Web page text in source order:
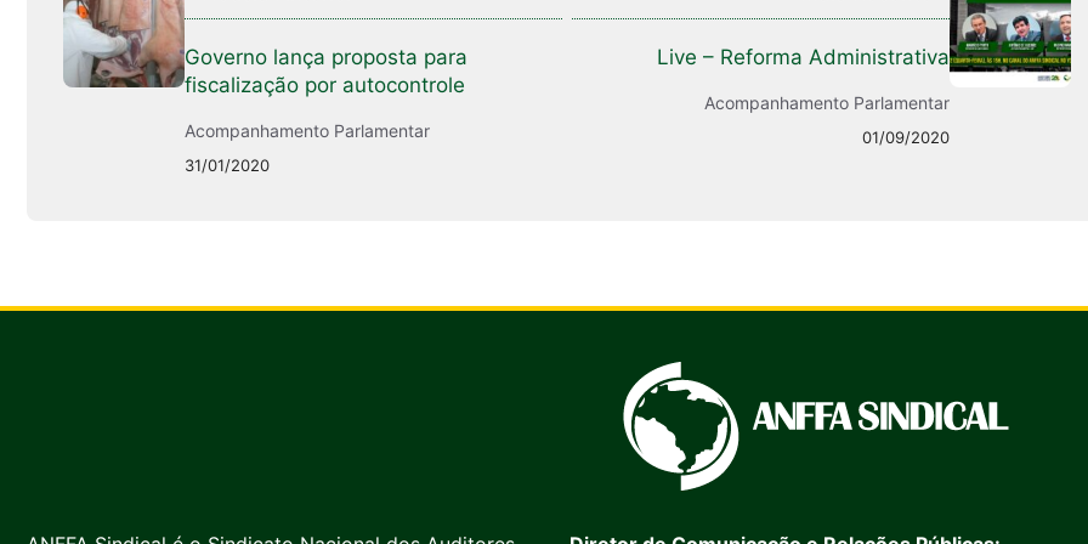
Governo lança proposta para
fiscalização por autocontrole
Acompanhamento Parlamentar
31/01/2020
Live – Reforma Administrativa
Acompanhamento Parlamentar
01/09/2020